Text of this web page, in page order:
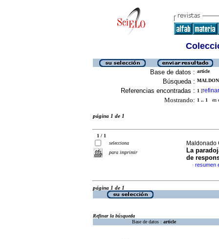
Base de datos : article
Búsqueda :
Referencias encontradas : 1 [refinar
Mostrando: 1 .. 1 en
página 1 de 1
1 / 1
selecciona
para imprimir
Maldonado
La
de
· resumen
página 1 de 1
Refinar la búsqueda
Base de datos : article